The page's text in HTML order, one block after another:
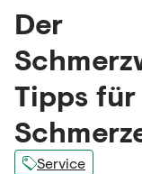
Der
Tipps
Service